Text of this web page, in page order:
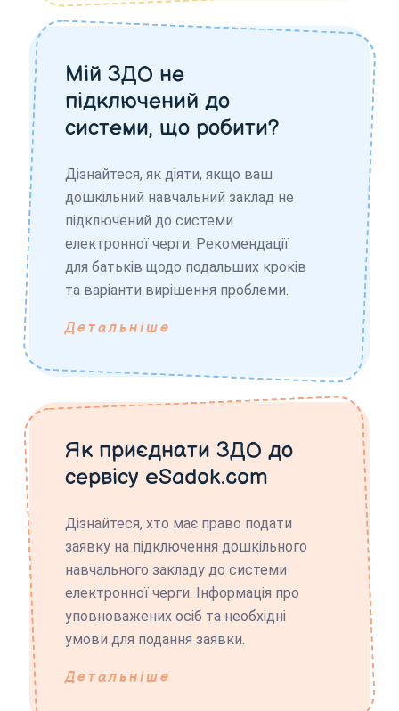
Мій ЗДО не
підключений до
системи, що робити?
Дізнайтеся, як діяти, якщо ваш
дошкільний навчальний заклад не
підключений до системи
електронної черги. Рекомендації
для батьків щодо подальших кроків
та варіанти вирішення проблеми.
Детальніше
Як приєднати ЗДО до
сервісу eSadok.com
Дізнайтеся, хто має право подати
заявку на підключення дошкільного
навчального закладу до системи
електронної черги. Інформація про
уповноважених осіб та необхідні
умови для подання заявки.
Детальніше